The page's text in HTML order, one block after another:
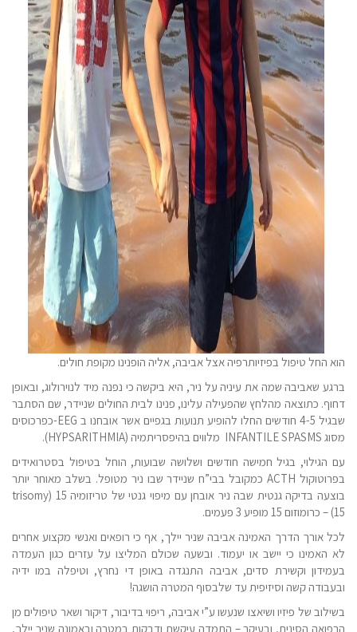
הוא החל טיפול בפיזיותרפיה אצל אביבה, אליה הופנינו מקופת חולים.
ברגע שאביבה שמה את עיניה על ניר, היא ביקשה כי נפנה מיד לנוירולוג, ובאופן
דחוף. כתוצאה מהלחץ שהפעילה עלינו, פנינו לבית החולים שניידר, שם הסתבר
שבגיל 4-5 חודשים החלו להופיע תנועות בגפיים אשר אובחנו ב EEG-כפרכוסים
מסוג INFANTILE SPASMS מלווים בהיפסריתמיה (HYPSARITHMIA).
עם הגילוי, בגיל חמישה חודשים ושלושה שבועות, הוחל בטיפול בסטרואידים
בפרוטוקול ACTH כמקובל בבי”ח שניידר שבו ניר מטופל. בשלב מאוחר יותר
בוצעה בדיקה גנטית שבה ניר אובחן עם מיפוי גנטי של טריזומיה 15 (trisomy
15) – כרומוזום 15 מופיע 3 פעמים.
לכל אורך הדרך האמינה אביבה שניר יילך, אף כי רופאים ואנשי מקצוע אחרים
לא האמינו כי יישב או יעמוד. ובשעה שכולם המליצו על עזרים כגון העמדה
בעמידון וקשירת סדים, אביבה התנגדה באופן די נחרץ, וטיפלה במו ידיה
ובעבודה קשה וסיזיפית עד שלבסוף המטרה הושגה!
בשילוב של פיזיו ושיאצו שנעשו ע”י אביבה, ריפוי בדיבור, דיקור ושאר טיפולים מן
הרפואה הסינית, ובעיקר – התמדה עיקשת ודבקות במטרה ובאמונה שניר יילך,